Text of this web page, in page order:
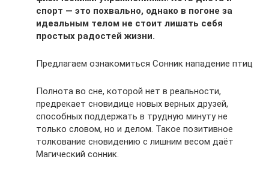
спорт — это похвально, однако в погоне за
идеальным телом не стоит лишать себя
простых радостей жизни.
Предлагаем ознакомиться Сонник нападение птиц
Полнота во сне, которой нет в реальности,
предрекает сновидице новых верных друзей,
способных поддержать в трудную минуту не
только словом, но и делом. Такое позитивное
толкование сновидению с лишним весом даёт
Магический сонник.